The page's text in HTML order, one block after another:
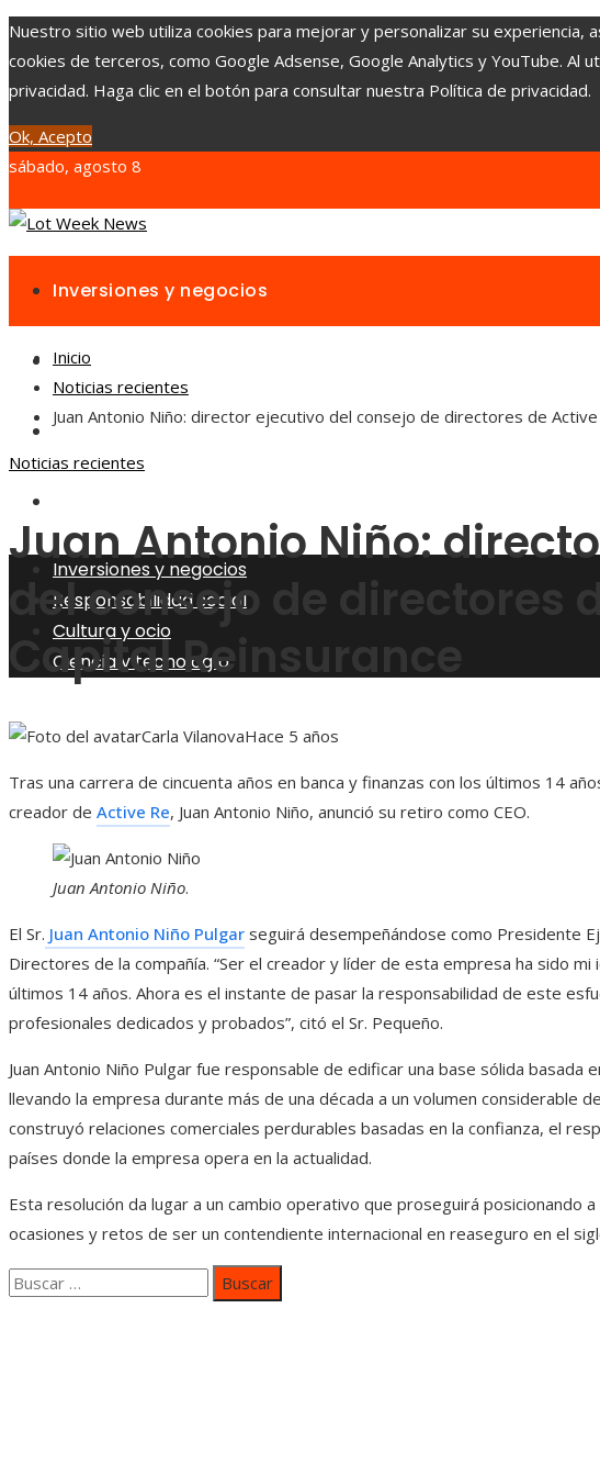
Nuestro sitio web utiliza cookies para mejorar y personalizar su experiencia,
cookies de terceros, como Google Adsense, Google Analytics y YouTube.
privacidad. Haga clic en el botón para consultar nuestra Política de privacidad.
Ok, Acepto
sábado, agosto 8
Inversiones y negocios
Responsabilidad social
Cultura y ocio
Inversiones y negocios
Responsabilidad social
Cultura y ocio
Ciencia y tecnología
Inicio
Noticias recientes
Juan Antonio Niño: director ejecutivo del consejo de directores de Active
Noticias recientes
Juan Antonio Niño:
del consejo de directores
Capital Reinsurance
Carla VilanovaHace 5 años
Tras una carrera de cincuenta años en banca y finanzas con los últimos 14
creador de Active Re, Juan Antonio Niño, anunció su retiro como CEO.
Juan Antonio Niño.
El Sr. Juan Antonio Niño Pulgar seguirá desempeñándose como Presidente
Directores de la compañía. “Ser el creador y líder de esta empresa ha sido
últimos 14 años. Ahora es el instante de pasar la responsabilidad de este
profesionales dedicados y probados”, citó el Sr. Pequeño.
Juan Antonio Niño Pulgar fue responsable de edificar una base sólida basada
llevando la empresa durante más de una década a un volumen considerable
construyó relaciones comerciales perdurables basadas en la confianza, el
países donde la empresa opera en la actualidad.
Esta resolución da lugar a un cambio operativo que proseguirá posicionando
ocasiones y retos de ser un contendiente internacional en reaseguro en el
Buscar: